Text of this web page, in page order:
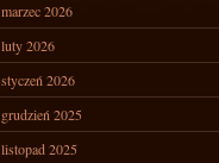
marzec 2026
luty 2026
styczeń 2026
grudzień 2025
listopad 2025